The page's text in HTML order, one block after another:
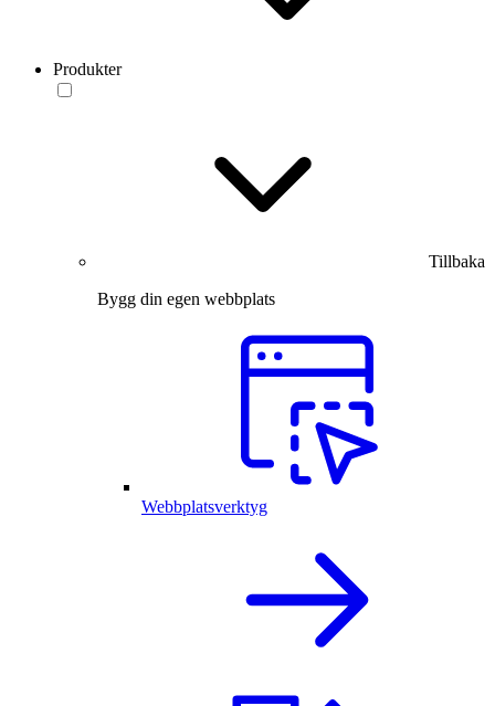
Produkter
Tillbaka
Bygg din egen webbplats
Webbplatsverktyg